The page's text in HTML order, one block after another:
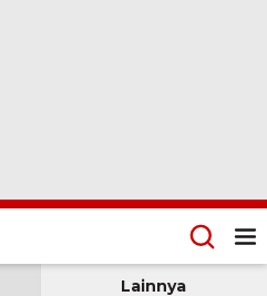
Lainnya